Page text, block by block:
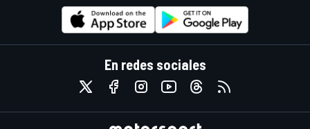
En redes sociales